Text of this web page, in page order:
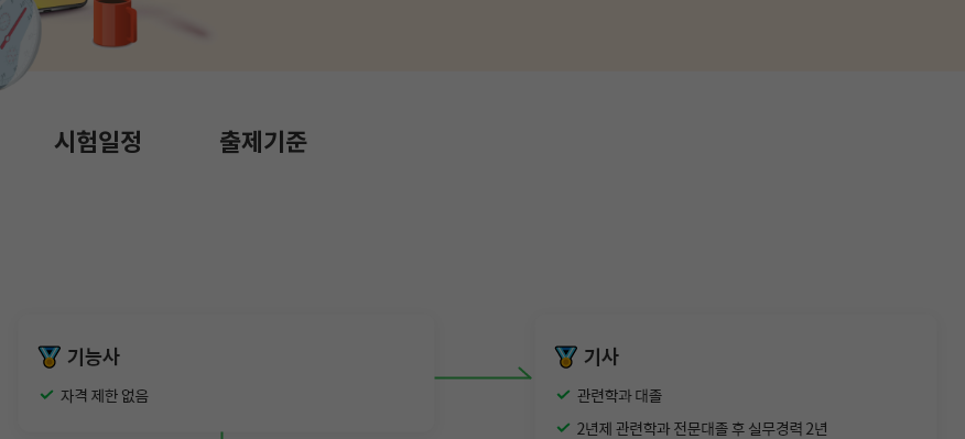
시험일정 출제기준